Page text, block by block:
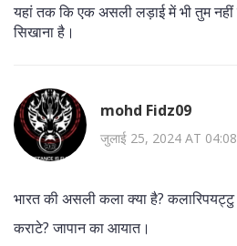
यहां तक कि एक असली लड़ाई में भी तुम नहीं
सिखाना है।
mohd Fidz09
जुलाई 25, 2024 AT 04:08
भारत की असली कला क्या है?
कराटे? जापान का आयात।